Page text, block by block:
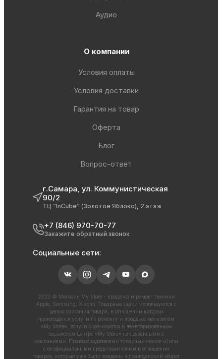
Аудио
О компании
Условия оплаты
Условия доставки
Гарантия на товар
Оферта
Блог
Вопрос-ответ
г.Самара, ул. Коммунистическая
90/2
ТЦ “InCube” (Золотое Яблоко), 2 этаж
+7 (846) 970-70-77
Закажите обратный звонок
Социальные сети:
2023 © Магазин My Store - продажа и ремонт техники
Apple, Samsung, Xiaomi. Товарные знаки используются с
целью описания товара, в отношении которых
производятся услуги по ремонту и продаже магазином
«My Store». Услуги оказываются в неавторизованном
сервисном центре «My Store» не связанными с
компаниями. Правообладателями товарных знаков и/или
с ее официальными представителями в отношении
товаров, которые уже были введены в гражданский оборот